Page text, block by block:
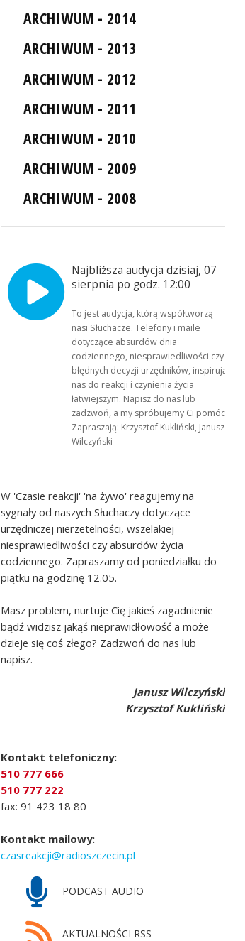
ARCHIWUM - 2014
ARCHIWUM - 2013
ARCHIWUM - 2012
ARCHIWUM - 2011
ARCHIWUM - 2010
ARCHIWUM - 2009
ARCHIWUM - 2008
Najbliższa audycja dzisiaj, 07
sierpnia po godz. 12:00
To jest audycja, którą współtworzą
nasi Słuchacze. Telefony i maile
dotyczące absurdów dnia
codziennego, niesprawiedliwości czy
błędnych decyzji urzędników, inspirują
nas do reakcji i czynienia życia
łatwiejszym. Napisz do nas lub
zadzwoń, a my spróbujemy Ci pomóc.
Zapraszają: Krzysztof Kukliński, Janusz
Wilczyński
W 'Czasie reakcji' 'na żywo' reagujemy na
sygnały od naszych Słuchaczy dotyczące
urzędniczej nierzetelności, wszelakiej
niesprawiedliwości czy absurdów życia
codziennego. Zapraszamy od poniedziałku do
piątku na godzinę 12.05.
Masz problem, nurtuje Cię jakieś zagadnienie
bądź widzisz jakąś nieprawidłowość a może
dzieje się coś złego? Zadzwoń do nas lub
napisz.
Janusz Wilczyński
Krzysztof Kukliński
Kontakt telefoniczny:
510 777 666
510 777 222
fax: 91 423 18 80
Kontakt mailowy:
czasreakcji@radioszczecin.pl
PODCAST AUDIO
AKTUALNOŚCI RSS